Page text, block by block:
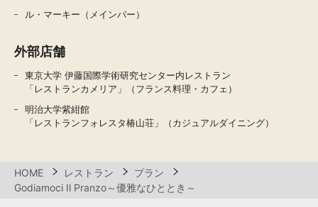
ル・マーキー（メインバー）
外部店舗
東京大学 伊藤国際学術研究センター内レストラン
「レストランカメリア」（フランス料理・カフェ）
明治大学紫紺館
「レストランフォレスタ椿山荘」（カジュアルダイニング）
HOME レストラン
プラン
Godiamoci Il Pranzo～優雅なひととき～